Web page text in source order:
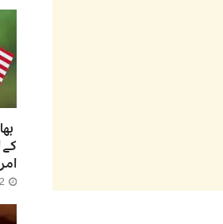
کے
12 ستمبر 2025